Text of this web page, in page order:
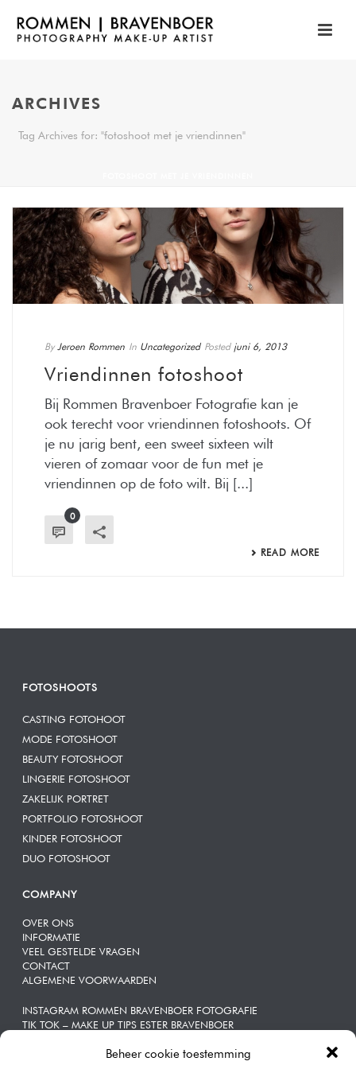
Beheer cookie toestemming
ARCHIVES
Tag Archives for: "fotoshoot met je vriendinnen"
By Jeroen Rommen In Uncategorized Posted juni 6, 2013
Vriendinnen fotoshoot
Bij Rommen Bravenboer Fotografie kan je
ook terecht voor vriendinnen fotoshoots. Of
je nu jarig bent, een sweet sixteen wilt
vieren of zomaar voor de fun met je
vriendinnen op de foto wilt. Bij [...]
0
READ MORE
FOTOSHOOTS
CASTING FOTOHOOT
MODE FOTOSHOOT
BEAUTY FOTOSHOOT
LINGERIE FOTOSHOOT
ZAKELIJK PORTRET
PORTFOLIO FOTOSHOOT
KINDER FOTOSHOOT
DUO FOTOSHOOT
COMPANY
OVER ONS
INFORMATIE
VEEL GESTELDE VRAGEN
CONTACT
ALGEMENE VOORWAARDEN
INSTAGRAM ROMMEN BRAVENBOER FOTOGRAFIE
TIK TOK – MAKE UP TIPS ESTER BRAVENBOER
ZAKELIJKE | PORTRETTEN